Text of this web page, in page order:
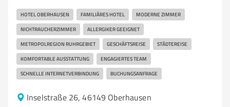
HOTEL OBERHAUSEN FAMILIÄRES HOTEL MODERNE ZIMMER
NICHTRAUCHERZIMMER ALLERGIKER GEEIGNET
METROPOLREGION RUHRGEBIET GESCHÄFTSREISE STÄDTEREISE
KOMFORTABLE AUSSTATTUNG ENGAGIERTES TEAM
SCHNELLE INTERNETVERBINDUNG BUCHUNGSANFRAGE
Inselstraße 26, 46149 Oberhausen